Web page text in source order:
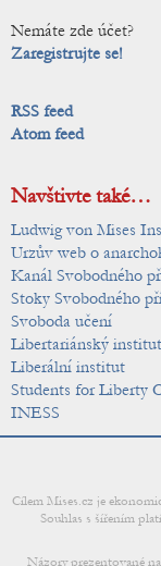
Nemáte zde účet?
Zaregistrujte se!
RSS feed
Atom feed
Navštivte také…
Ludwig von Mises
Urzův web o
Kanál Svobodného
Stoky Svobodného
Svoboda učení
Libertariánský institut
Liberální institut
Students for Liberty
INESS
Cílem Mises.cz je
Souhlas s šířením
Názory prezentované